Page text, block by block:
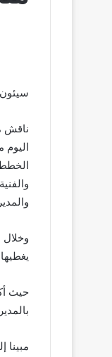
ناقش
الخطط
وخلال
حيث